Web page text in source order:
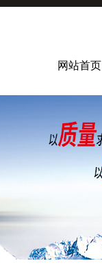
网站首页